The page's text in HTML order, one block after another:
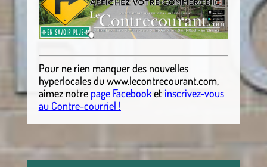
Pour ne rien manquer des nouvelles
hyperlocalesdu www.lecontrecourant.com,
aimez notre page Facebooket inscrivez-vous
au Contre-courriel !